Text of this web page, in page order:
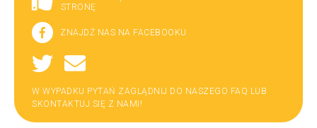
STRONĘ
ZNAJDŹ NAS NA FACEBOOKU
W WYPADKU PYTAŃ ZAGLĄDNIJ DO NASZEGO FAQ LUB
SKONTAKTUJ SIĘ Z NAMI!